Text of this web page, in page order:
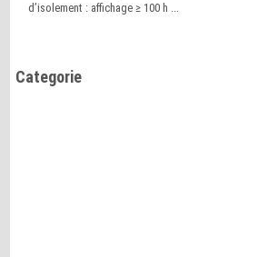
d’isolement : affichage ≥ 100 h ...
Categorie